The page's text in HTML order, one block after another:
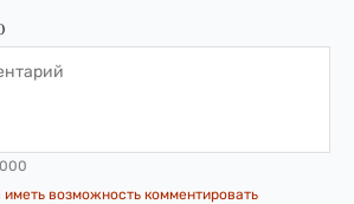
возможность комментировать